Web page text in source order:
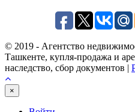
© 2019 - Агентство
Ташкенте, купля-продажа и
наследство, сбор документов |
×